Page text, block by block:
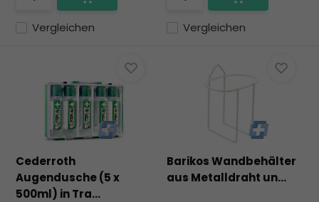
Vergleichen Vergleichen
Cederroth
Augendusche (5 x
500ml) in Tra...
Barikos Wandbehälter
aus Metalldraht un...